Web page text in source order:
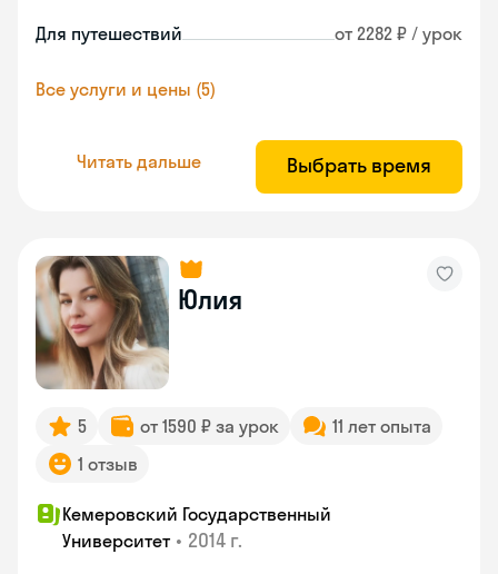
Для путешествий от 2282 ₽ / урок
Все услуги и цены (5)
Читать дальше Выбрать время
Юлия
5 от 1590 ₽ за урок
11 лет опыта
1 отзыв
Кемеровский Государственный
Университет • 2014 г.